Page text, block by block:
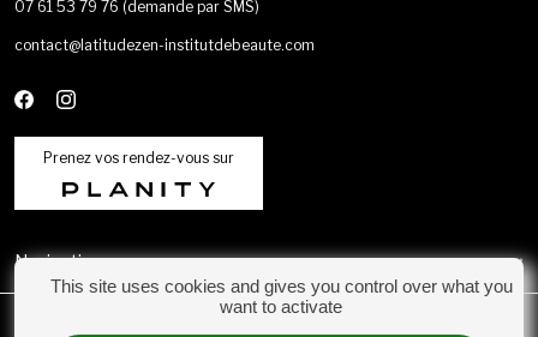
07 61 53 79 76 (demande par SMS)
contact@latitudezen-institutdebeaute.com
Prenez vos rendez-vous sur
Navigation
This site uses cookies and gives you control over what you
want to activate